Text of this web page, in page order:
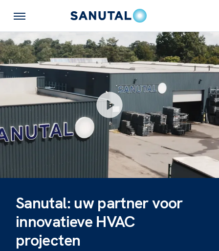
Sanutal: uw partner voor
innovatieve HVAC
projecten